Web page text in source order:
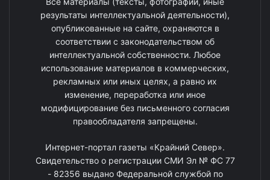
результаты интеллектуальной деятельности),
опубликованные на сайте, охраняются в
соответствии с законодательством об
интеллектуальной собственности. Любое
использование материалов в коммерческих,
рекламных или иных целях, а равно их
изменение, переработка или иное
модифицирование без письменного согласия
правообладателя запрещены.
Интернет-портал газеты «Крайний Север».
Свидетельство о регистрации СМИ Эл № ФС 77
- 82356 выдано Федеральной службой по